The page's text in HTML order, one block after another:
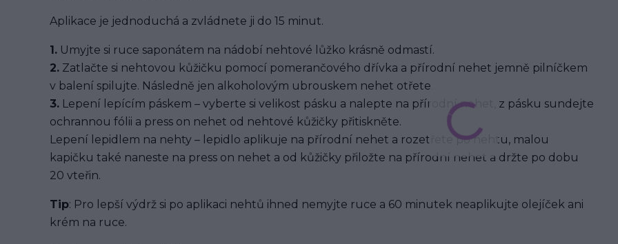
Aplikace je jednoduchá a zvládnete ji do 15 minut.
1. Umyjte si ruce saponátem na nádobí nehtové lůžko krásně odmastí.
2. Zatlačte si nehtovou kůžičku pomocí pomerančového dřívka a přírodní nehet jemně pilníčkem
v balení spilujte. Následně jen alkoholovým ubrouskem nehet otřete.
3. Lepení lepícím páskem – vyberte si velikost pásku a nalepte na přírodní nehet, z pásku sundejte
ochrannou fólii a press on nehet od nehtové kůžičky přitiskněte.
Lepení lepidlem na nehty – lepidlo aplikuje na přírodní nehet a rozetřete po nehtu, malou
kapičku také naneste na press on nehet a od kůžičky přiložte na přírodní nehet a držte po dobu
20 vteřin.
Tip: Pro lepší výdrž si po aplikaci nehtů ihned nemyjte ruce a 60 minutek neaplikujte olejíček ani
krém na ruce.